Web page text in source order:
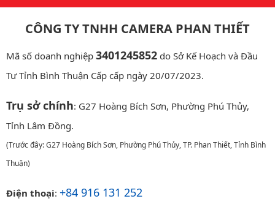
CÔNG TY TNHH CAMERA PHAN THIẾT
Mã số doanh nghiệp 3401245852 do Sở Kế Hoạch và Đầu
Tư Tỉnh Bình Thuận Cấp cấp ngày 20/07/2023.
Trụ sở chính: G27 Hoàng Bích Sơn, Phường Phú Thủy,
Tỉnh Lâm Đồng.
(Trước đây: G27 Hoàng Bích Sơn, Phường Phú Thủy, TP. Phan Thiết, Tỉnh Bình
Thuận)
Điện thoại: +84 916 131 252